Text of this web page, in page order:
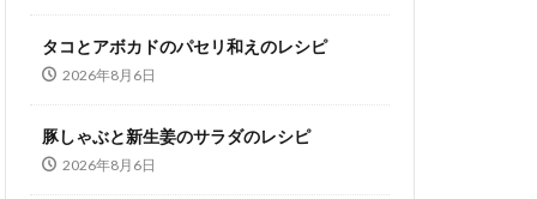
タコとアボカドのパセリ和えのレシピ
2026年8月6日
豚しゃぶと新生姜のサラダのレシピ
2026年8月6日